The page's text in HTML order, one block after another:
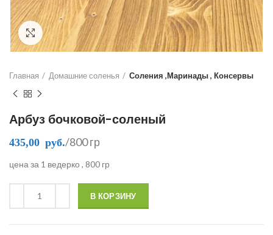
Click to enlarge
Главная Домашние соленья Соления ,Маринады , Консервы
Арбуз бочковой-соленый
435,00 руб. /800 гр
цена за 1 ведерко , 800 гр
В КОРЗИНУ